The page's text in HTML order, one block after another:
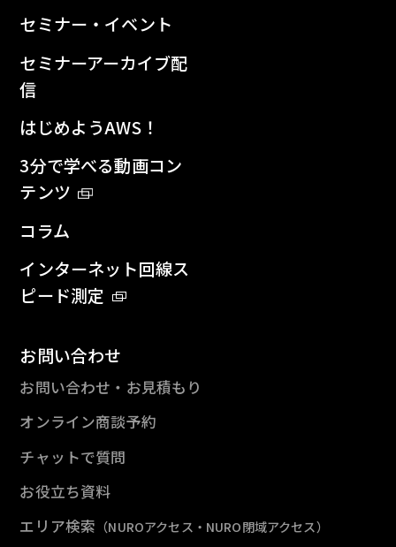
セミナー・イベント
セミナーアーカイブ配
信
はじめようAWS！
3分で学べる動画コン
テンツ
コラム
インターネット回線ス
ピード測定
お問い合わせ
お問い合わせ・お見積もり
オンライン商談予約
チャットで質問
お役立ち資料
エリア検索 （NUROアクセス・NURO閉域アクセス）